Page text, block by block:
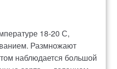
18-20 С,
Размножают
наблюдается большой